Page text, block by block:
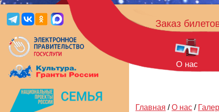
Заказ
О нас
Главная / О нас /